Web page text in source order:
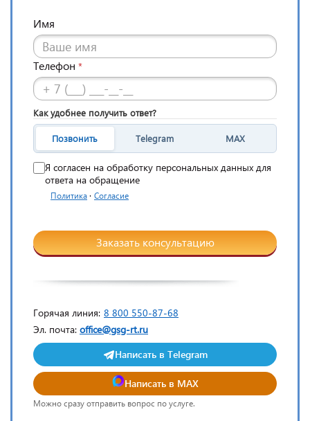
Имя
Телефон *
Как удобнее получить ответ?
Позвонить Telegram MAX
Я согласен на обработку персональных данных для
ответа на обращение
Политика · Согласие
Заказать консультацию
Горячая линия: 8 800 550-87-68
Эл. почта: office@gsg-rt.ru
Написать в Telegram
Написать в MAX
Можно сразу отправить вопрос по услуге.